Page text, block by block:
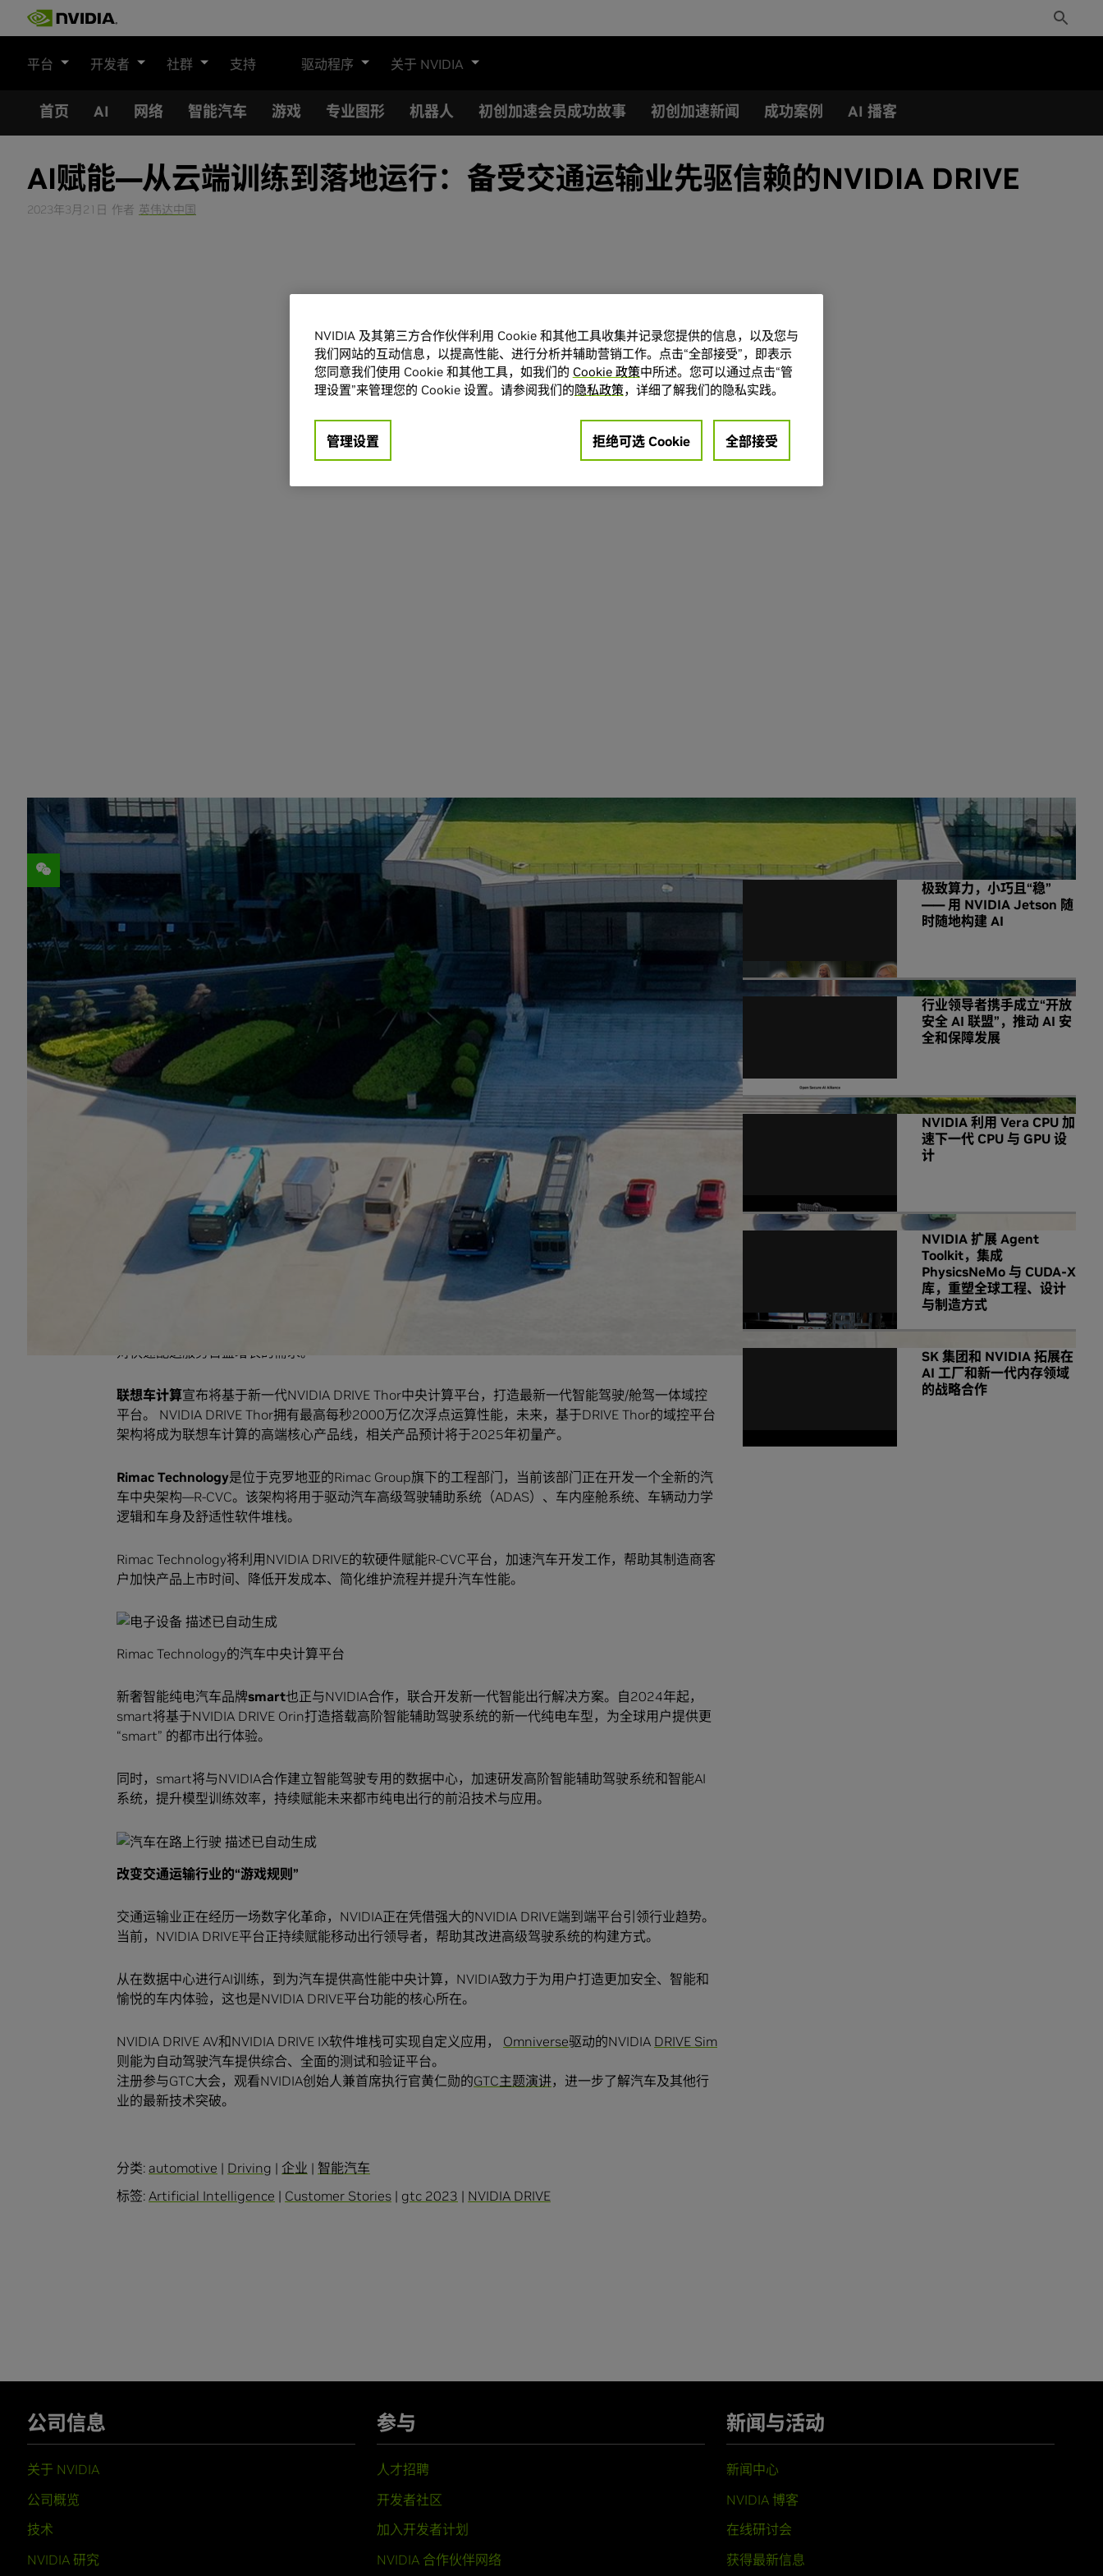
Toggle
Search
平台 开发者 社群 支持 驱动程序 关于 NVIDIA
首页 AI 网络 智能汽车 游戏 专业图形 机器人 初创加速会员成功故事 初创加速新闻 成功案例 AI 播客
AI赋能—从云端训练到落地运行：备受交通运输业先驱信赖的NVIDIA DRIVE
2023年3月21日 作者 英伟达中国
分享
比亚迪、元戎启行、小马智行、联想、smart和Rimac Technology基于NVIDIA的软硬件及数据中心解决
方案，打造新一代汽车。
交通运输业的开拓者们正基于端云结合的
全球领先的新能源汽车（NEV）品牌比亚迪在
列车型中搭载NVIDIA DRIVE Orin 中央计算平台。
比亚迪还于今年1月宣布引入NVIDIA GeForce NOW ™云游戏服务以提升乘客车内体验（GeForce NOW
在北美和欧洲由 NVIDIA 直接提供；在海外以及被政策法规所允许的其他地区，可通过GeForce NOW 联
盟合作伙伴获取）。
专注于研发和应用高阶智能驾驶技术的 元戎启行 正式发布DeepRoute-Driver 3.0智能驾驶解决方案，并
预计于2023年投入消费市场。Driver 3.0基于NVIDIA DRIVE Orin构建而成，旨在为搭载高级驾驶辅助系
统（ADAS）的量产汽车提供不依赖高精度地图、没有使用区域限制的解决方案。
凭借车规级DRIVE Orin系统级芯片每秒254 TOPS的算力水平，元戎启行的最新无高精度地图（HD
Map-Free）智驾方案有望加快驾驶辅助功能在智能驾驶汽车及自动驾驶出租车的部署。
小马智行宣布将在美团和新石器的无人配送车上，部署由NVIDIA DRIVE赋能的车规级自动驾驶域控制器
对快速配送服务日益增长的需求。
联想车计算宣布将基于新一代NVIDIA DRIVE Thor中央计算平台，打造最新一代智能驾驶/舱驾一体域控
平台。 NVIDIA DRIVE Thor拥有最高每秒2000万亿次浮点运算性能，未来，基于DRIVE Thor的域控平台
架构将成为联想车计算的高端核心产品线，相关产品预计将于2025年初量产。
Rimac Technology是位于克罗地亚的Rimac Group旗下的工程部门，当前该部门正在开发一个全新的汽
车中央架构—R-CVC。该架构将用于驱动汽车高级驾驶辅助系统（ADAS）、车内座舱系统、车辆动力学
逻辑和车身及舒适性软件堆栈。
Rimac Technology将利用NVIDIA DRIVE的软硬件赋能R-CVC平台，加速汽车开发工作，帮助其制造商客
户加快产品上市时间、降低开发成本、简化维护流程并提升汽车性能。
Rimac Technology的汽车中央计算平台
新奢智能纯电汽车品牌smart也正与NVIDIA合作，联合开发新一代智能出行解决方案。自2024年起，
smart将基于NVIDIA DRIVE Orin打造搭载高阶智能辅助驾驶系统的新一代纯电车型，为全球用户提供更
“smart” 的都市出行体验。
同时，smart将与NVIDIA合作建立智能驾驶专用的数据中心，加速研发高阶智能辅助驾驶系统和智能AI
系统，提升模型训练效率，持续赋能未来都市纯电出行的前沿技术与应用。
改变交通运输行业的“游戏规则”
交通运输业正在经历一场数字化革命，NVIDIA正在凭借强大的NVIDIA DRIVE端到端平台引领行业趋势。
当前，NVIDIA DRIVE平台正持续赋能移动出行领导者，帮助其改进高级驾驶系统的构建方式。
从在数据中心进行AI训练，到为汽车提供高性能中央计算，NVIDIA致力于为用户打造更加安全、智能和
愉悦的车内体验，这也是NVIDIA DRIVE平台功能的核心所在。
NVIDIA DRIVE AV和NVIDIA DRIVE IX软件堆栈可实现自定义应用， Omniverse驱动的NVIDIA DRIVE Sim
则能为自动驾驶汽车提供综合、全面的测试和验证平台。
注册参与GTC大会，观看NVIDIA创始人兼首席执行官黄仁勋的GTC主题演讲，进一步了解汽车及其他行
业的最新技术突破。
分类: automotive | Driving | 企业 | 智能汽车
标签: Artificial Intelligence | Customer Stories | gtc 2023 | NVIDIA DRIVE
NVIDIA 相关新闻
极致算力，小巧且“稳”
—— 用 NVIDIA Jetson 随
时随地构建 AI
行业领导者携手成立“开放
安全 AI 联盟”，推动 AI 安
全和保障发展
NVIDIA 利用 Vera CPU 加
速下一代 CPU 与 GPU 设
计
NVIDIA 扩展 Agent
Toolkit，集成
PhysicsNeMo 与 CUDA-X
库，重塑全球工程、设计
与制造方式
SK 集团和 NVIDIA 拓展在
AI 工厂和新一代内存领域
的战略合作
公司信息
关于 NVIDIA
公司概览
技术
NVIDIA 研究
参与
人才招聘
开发者社区
加入开发者计划
NVIDIA 合作伙伴网络
新闻与活动
新闻中心
NVIDIA 博客
在线研讨会
获得最新信息
NVIDIA 及其第三方合作伙伴利用 Cookie 和其他工具收集并记录您提供的信息，以及您与
我们网站的互动信息，以提高性能、进行分析并辅助营销工作。点击“全部接受”，即表示
您同意我们使用 Cookie 和其他工具，如我们的 Cookie 政策中所述。您可以通过点击“管
理设置”来管理您的 Cookie 设置。请参阅我们的隐私政策，详细了解我们的隐私实践。
管理设置 拒绝可选 Cookie 全部接受